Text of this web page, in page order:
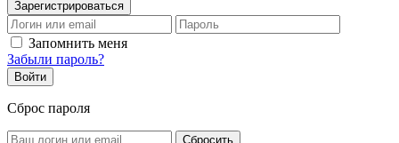
Запомнить меня
Забыли пароль?
Сброс пароля